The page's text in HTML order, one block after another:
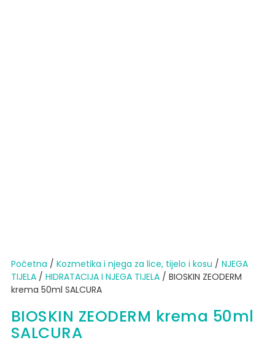
Početna / Kozmetika i njega za lice, tijelo i kosu / NJEGA
TIJELA/ HIDRATACIJA I NJEGA TIJELA/ BIOSKIN ZEODERM
krema 50ml SALCURA
BIOSKIN ZEODERM krema 50ml
SALCURA